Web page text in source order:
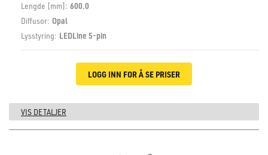
Lengde [mm]: 600.0
Diffusor: Opal
Lysstyring: LEDLine 5-pin
LOGG INN FOR Å SE PRISER
VIS DETALJER